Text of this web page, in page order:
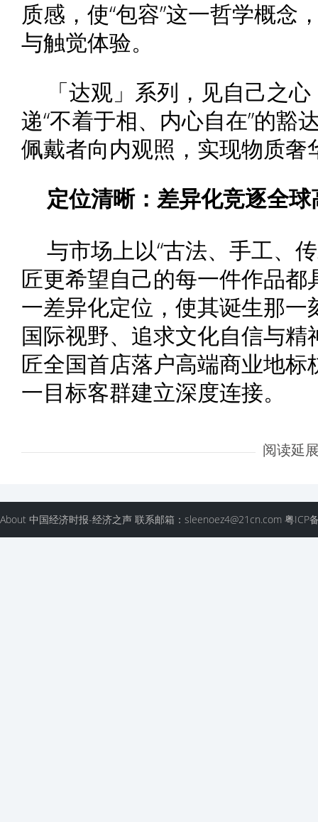
质感，使“包容”这一哲学概念
与触觉体验。
「达观」系列，见自己之
递“不着于相、内心自在”的豁
佩戴者向内观照，实现物质
定位清晰：差异化竞逐全
与市场上以“古法、手工、
匠更希望自己的每一件作品都
一差异化定位，使其诞生那
国际视野、追求文化自信与
匠全国首店落户高端商业地
一目标客群建立深度连接。
阅读延
About 中国经济时报-经济之声 联系邮箱：sleenoez4@21cn.com 粤ICP